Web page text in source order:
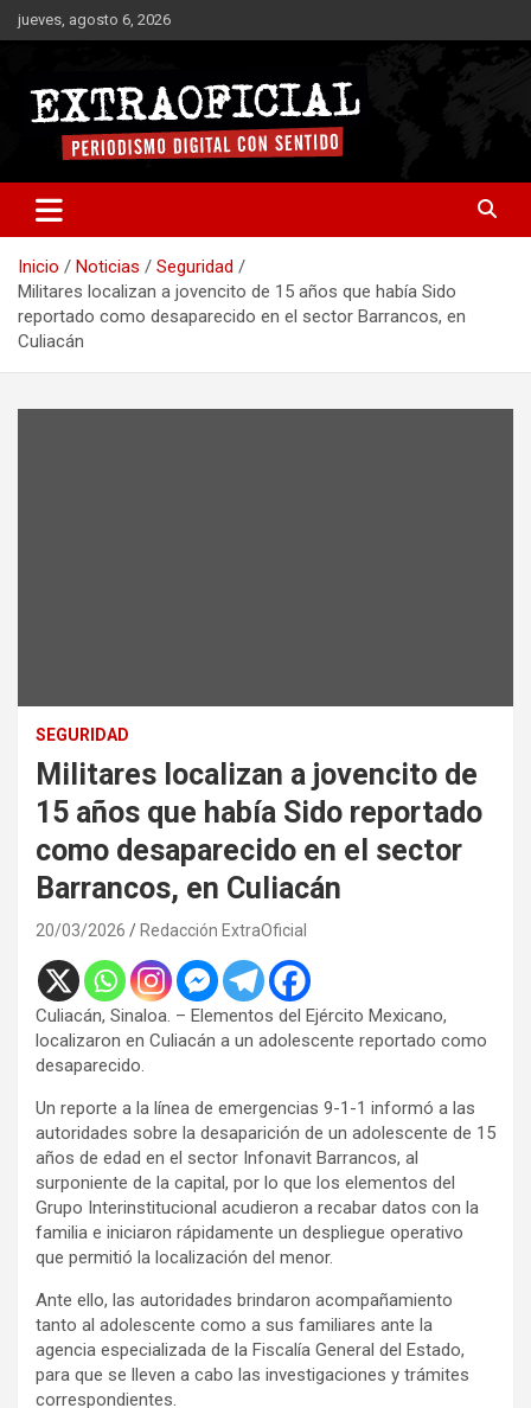
Saltar
al
jueves, agosto 6, 2026
Extraoficial
Inicio Noticias
Seguridad
Militares localizan a jovencito de 15 años que había Sido
reportado como desaparecido en el sector Barrancos, en
Culiacán
SEGURIDAD
Militares localizan a jovencito de
15 años que había Sido reportado
como desaparecido en el sector
Barrancos, en Culiacán
20/03/2026 Redacción ExtraOficial
Culiacán, Sinaloa. – Elementos del Ejército Mexicano,
localizaron en Culiacán a un adolescente reportado como
desaparecido.
Un reporte a la línea de emergencias 9-1-1 informó a las
autoridades sobre la desaparición de un adolescente de 15
años de edad en el sector Infonavit Barrancos, al
surponiente de la capital, por lo que los elementos del
Grupo Interinstitucional acudieron a recabar datos con la
familia e iniciaron rápidamente un despliegue operativo
que permitió la localización del menor.
Ante ello, las autoridades brindaron acompañamiento
tanto al adolescente como a sus familiares ante la
agencia especializada de la Fiscalía General del Estado,
para que se lleven a cabo las investigaciones y trámites
correspondientes.